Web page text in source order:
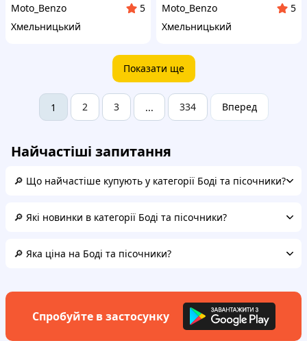
Moto_Benzo
5
Хмельницький
Moto_Benzo
5
Хмельницький
Показати ще
1 2 3 ... 334 Вперед
Найчастіші запитання
🔎 Що найчастіше купують у категорії Боді та пісочники?
🔎 Які новинки в категорії Боді та пісочники?
🔎 Яка ціна на Боді та пісочники?
Спробуйте в застосунку